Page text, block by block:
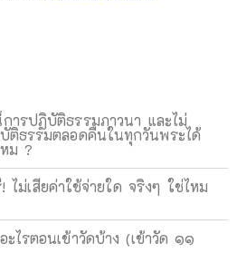
ารปฏิบัติธรรมภาวนา และไม่
ติธรรมตลอดคืนในทุกวันพระได้
ม ?
ม่เสียค่าใช้จ่ายใด จริงๆ ใช่ไหม
ะไรตอนเข้าวัดบ้าง (เข้าวัด ๑๑